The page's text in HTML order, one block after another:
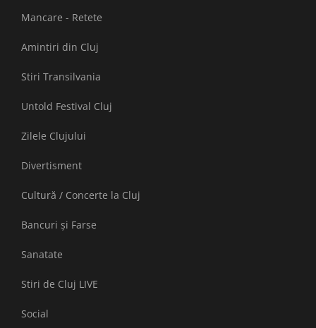
Mancare - Retete
Amintiri din Cluj
Stiri Transilvania
Untold Festival Cluj
Zilele Clujului
Divertisment
Cultură / Concerte la Cluj
Bancuri și Farse
Sanatate
Stiri de Cluj LIVE
Social